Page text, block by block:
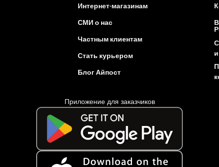
Интернет-магазинам
СМИ о нас
Частным клиентам
Стать курьером
Блог Айпост
Приложение для заказчиков